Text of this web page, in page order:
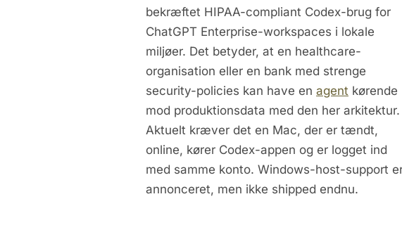
bekræftet HIPAA-compliant Codex-brug for
ChatGPT Enterprise-workspaces i lokale
miljøer. Det betyder, at en healthcare-
organisation eller en bank med strenge
security-policies kan have en agent kørende
mod produktionsdata med den her arkitektur.
Aktuelt kræver det en Mac, der er tændt,
online, kører Codex-appen og er logget ind
med samme konto. Windows-host-support
annonceret, men ikke shipped endnu.